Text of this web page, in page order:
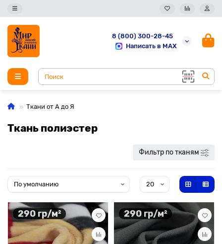
8 (800) 300-28-45
Написать в MAX
Ткани от А до Я
Ткань полиэстер
Фильтр по тканям
290 гр/м² 290 гр/м²